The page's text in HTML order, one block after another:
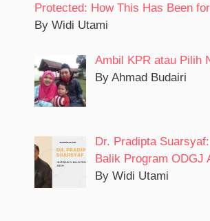
Protected: How This Has Been
By Widi Utami
Ambil KPR atau Pilih
By Ahmad Budairi
Dr. Pradipta
Balik Program ODGJ
By Widi Utami